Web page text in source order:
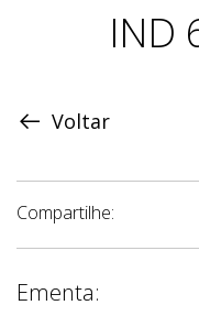
Proposição
IND
Voltar
Compartilhe:
Ementa: